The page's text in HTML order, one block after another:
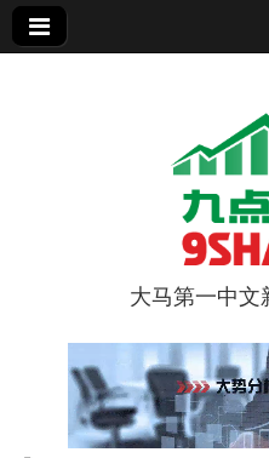
9点股票
大马第一中文